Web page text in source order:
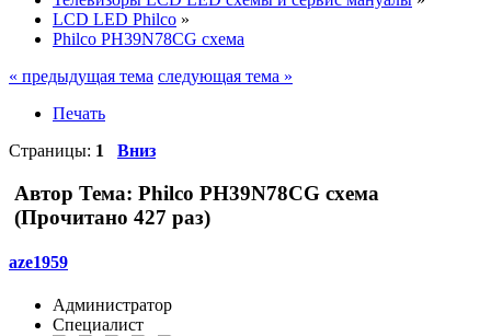
LCD LED Philco »
Philco PH39N78CG схема
« предыдущая тема следующая тема »
Печать
Страницы: 1 Вниз
Автор Тема: Philco PH39N78CG схема
(Прочитано 427 раз)
aze1959
Администратор
Специалист